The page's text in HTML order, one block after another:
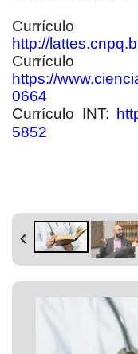
http://
https://
0664
Currículo INT:
5852